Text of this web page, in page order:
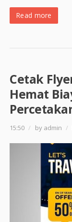
Read more
Cetak
Hemat
15:50 / by admin /